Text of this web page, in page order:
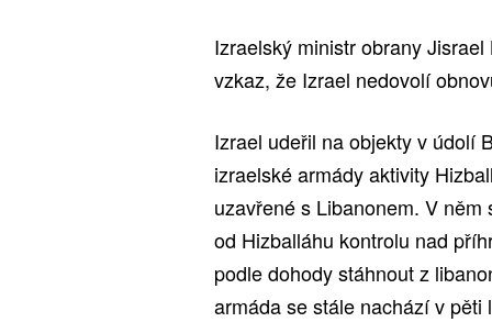
Izraelský ministr obrany
vzkaz, že Izrael nedovolí
Izrael udeřil na objekty v údolí
izraelské armády aktivity
uzavřené s Libanonem. V
od Hizballáhu kontrolu nad
podle dohody stáhnout z
armáda se stále nachází v